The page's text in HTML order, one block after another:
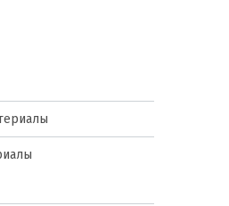
распределение
по длине,
обрешетки.